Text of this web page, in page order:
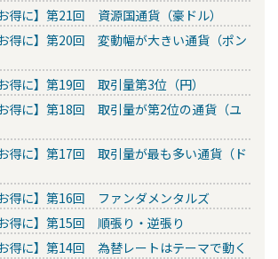
得に】第21回 資源国通貨（豪ドル）
お得に】第20回 変動幅が大きい通貨（ポン
得に】第19回 取引量第3位（円）
お得に】第18回 取引量が第2位の通貨（ユ
お得に】第17回 取引量が最も多い通貨（ド
お得に】第16回 ファンダメンタルズ
お得に】第15回 順張り・逆張り
お得に】第14回 為替レートはテーマで動く